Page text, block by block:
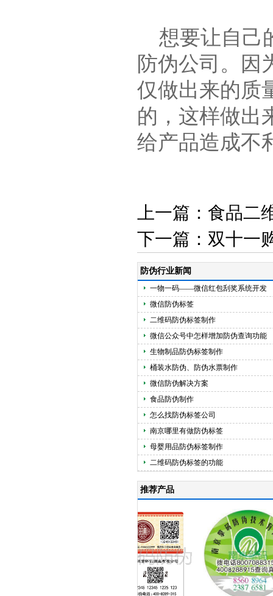
想要让自己
防伪公司。因
仅做出来的质
的，这样做出
给产品造成不
上一篇： 食品二
下一篇： 双十一
防伪行业新闻
一物一码——微信红包刮奖系统开发
微信防伪标签
二维码防伪标签制作
微信公众号中怎样增加防伪查询功能
生物制品防伪标签制作
桶装水防伪、防伪水票制作
微信防伪解决方案
食品防伪制作
怎么找防伪标签公司
南京哪里有做防伪标签
母婴用品防伪标签制作
二维码防伪标签的功能
推荐产品